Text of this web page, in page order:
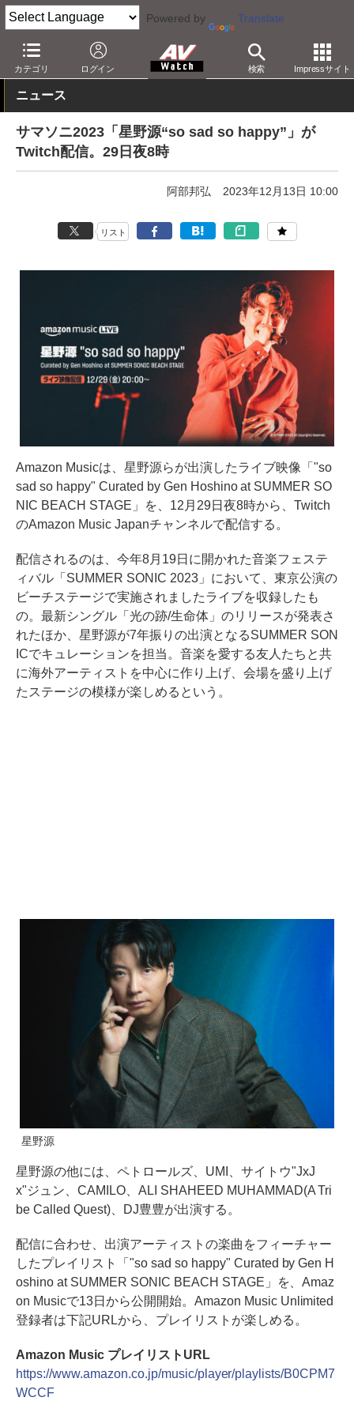
Powered by Translate
カテゴリ ログイン 検索 Impressサイト
AV Watch コンテンツ・サービス 音楽配信 Amazon
ニュース
サマソニ2023「星野源“so sad so happy”」が
Twitch配信。29日夜8時
阿部邦弘 2023年12月13日 10:00
リスト
Amazon Musicは、星野源らが出演したライブ映像「"so
sad so happy" Curated by Gen Hoshino at SUMMER SO
NIC BEACH STAGE」を、12月29日夜8時から、Twitch
のAmazon Music Japanチャンネルで配信する。
配信されるのは、今年8月19日に開かれた音楽フェステ
ィバル「SUMMER SONIC 2023」において、東京公演の
ビーチステージで実施されましたライブを収録したも
の。最新シングル「光の跡/生命体」のリリースが発表さ
れたほか、星野源が7年振りの出演となるSUMMER SON
ICでキュレーションを担当。音楽を愛する友人たちと共
に海外アーティストを中心に作り上げ、会場を盛り上げ
たステージの模様が楽しめるという。
星野源
星野源の他には、ペトロールズ、UMI、サイトウ"JxJ
x"ジュン、CAMILO、ALI SHAHEED MUHAMMAD(A Tri
be Called Quest)、DJ豊豊が出演する。
配信に合わせ、出演アーティストの楽曲をフィーチャー
したプレイリスト「"so sad so happy" Curated by Gen H
oshino at SUMMER SONIC BEACH STAGE」を、Amaz
on Musicで13日から公開開始。Amazon Music Unlimited
登録者は下記URLから、プレイリストが楽しめる。
Amazon Music プレイリストURL
https://www.amazon.co.jp/music/player/playlists/B0CPM7
WCCF